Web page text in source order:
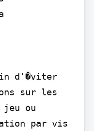
d'�viter
sur les
jeu ou
par vis